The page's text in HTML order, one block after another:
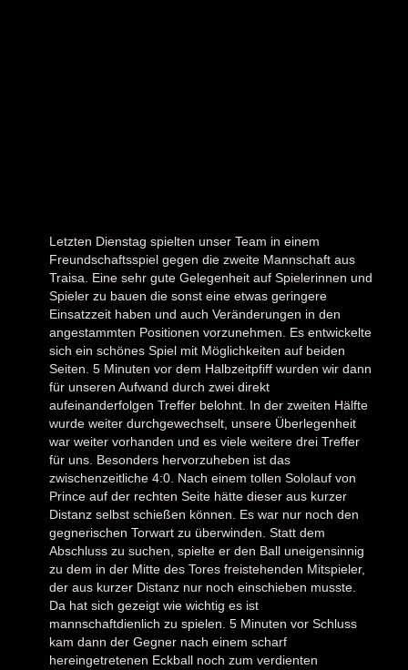
Letzten Dienstag spielten unser Team in einem
Freundschaftsspiel gegen die zweite Mannschaft aus
Traisa. Eine sehr gute Gelegenheit auf Spielerinnen und
Spieler zu bauen die sonst eine etwas geringere
Einsatzzeit haben und auch Veränderungen in den
angestammten Positionen vorzunehmen. Es entwickelte
sich ein schönes Spiel mit Möglichkeiten auf beiden
Seiten. 5 Minuten vor dem Halbzeitpfiff wurden wir dann
für unseren Aufwand durch zwei direkt
aufeinanderfolgen Treffer belohnt. In der zweiten Hälfte
wurde weiter durchgewechselt, unsere Überlegenheit
war weiter vorhanden und es viele weitere drei Treffer
für uns. Besonders hervorzuheben ist das
zwischenzeitliche 4:0. Nach einem tollen Sololauf von
Prince auf der rechten Seite hätte dieser aus kurzer
Distanz selbst schießen können. Es war nur noch den
gegnerischen Torwart zu überwinden. Statt dem
Abschluss zu suchen, spielte er den Ball uneigensinnig
zu dem in der Mitte des Tores freistehenden Mitspieler,
der aus kurzer Distanz nur noch einschieben musste.
Da hat sich gezeigt wie wichtig es ist
mannschaftdienlich zu spielen. 5 Minuten vor Schluss
kam dann der Gegner nach einem scharf
hereingetretenen Eckball noch zum verdienten